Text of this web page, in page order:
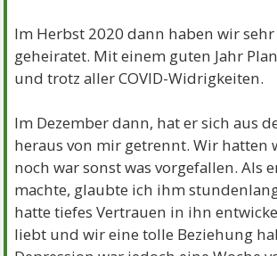
Im Herbst 2020 dann haben wir
geheiratet. Mit einem guten Jahr
und trotz aller COVID-Widrigkeiten.
Im Dezember dann, hat er sich aus
heraus von mir getrennt. Wir hatten
noch war sonst was vorgefallen. Als
machte, glaubte ich ihm
hatte tiefes Vertrauen in ihn
liebt und wir eine tolle Beziehung